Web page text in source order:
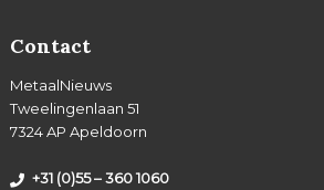
Contact
MetaalNieuws
Tweelingenlaan 51
7324 AP Apeldoorn
+31 (0)55 – 360 1060